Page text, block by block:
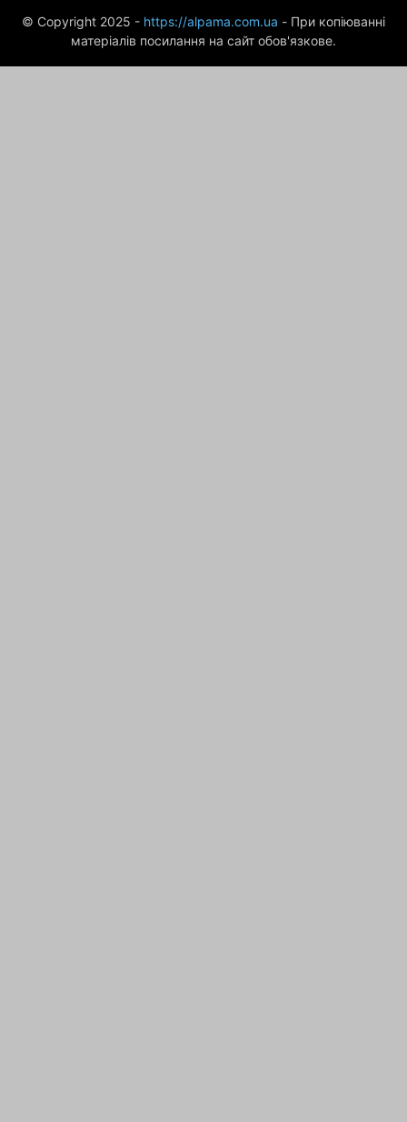
© Copyright 2025 - https://alpama.com.ua - При копіюванні
матеріалів посилання на сайт обов'язкове.